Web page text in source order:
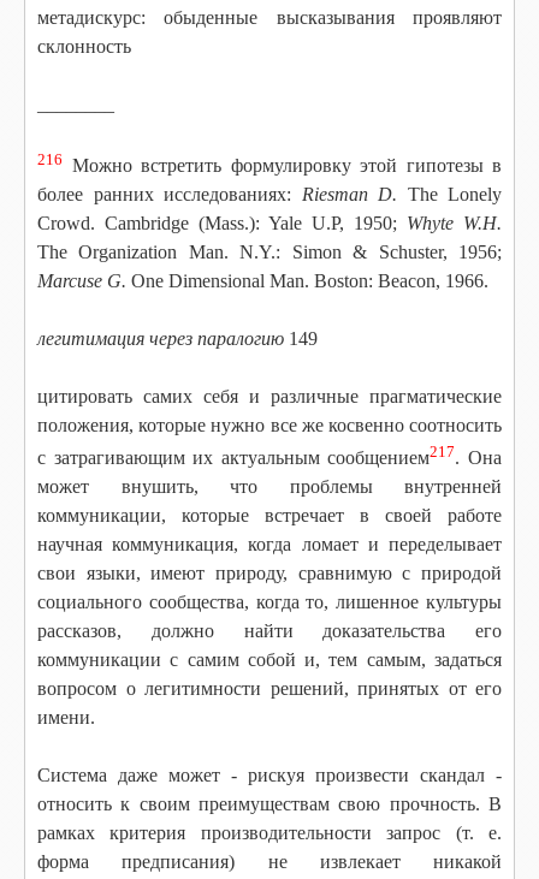
метадискурс: обыденные высказывания проявляют
склонность
216 Можно встретить формулировку этой гипотезы в
более ранних исследованиях: Riesman D. The Lonely
Crowd. Cambridge (Mass.): Yale U.P, 1950; Whyte W.H.
The Organization Man. N.Y.: Simon & Schuster, 1956;
Marcuse G. One Dimensional Man. Boston: Beacon, 1966.
легитимация через паралогию 149
цитировать самих себя и различные прагматические
положения, которые нужно все же косвенно соотносить
с затрагивающим их актуальным сообщением217. Она
может внушить, что проблемы внутренней
коммуникации, которые встречает в своей работе
научная коммуникация, когда ломает и переделывает
свои языки, имеют природу, сравнимую с природой
социального сообщества, когда то, лишенное культуры
рассказов, должно найти доказательства его
коммуникации с самим собой и, тем самым, задаться
вопросом о легитимности решений, принятых от его
имени.
Система даже может - рискуя произвести скандал -
относить к своим преимуществам свою прочность. В
рамках критерия производительности запрос (т. е.
форма предписания) не извлекает никакой